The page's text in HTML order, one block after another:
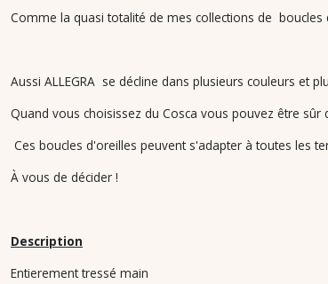
Comme la quasi totalité de mes collections de
Aussi ALLEGRA se décline dans plusieurs couleurs et
Quand vous choisissez du Cosca vous pouvez être
Ces boucles d'oreilles peuvent s'adapter à toutes les
À vous de décider !
Description
Entierement tressé main